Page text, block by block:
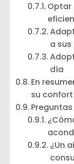
Optar
a
día
En
su confort
¿Un